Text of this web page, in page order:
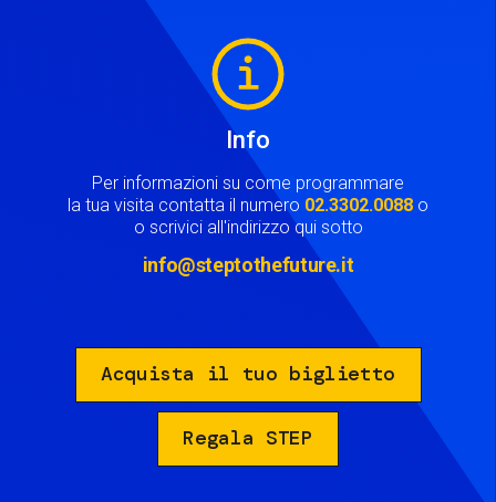
Info
Per informazioni su come programmare
la tua visita contatta il numero 02.3302.0088 o
o scrivici all'indirizzo qui sotto
info@steptothefuture.it
Acquista il tuo biglietto
Regala STEP